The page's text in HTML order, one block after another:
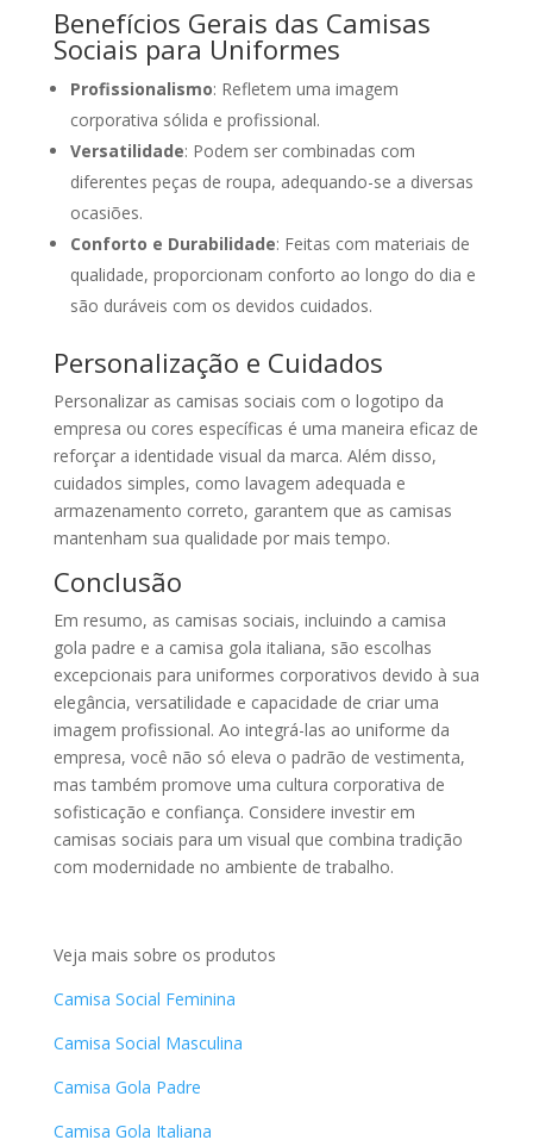
Benefícios Gerais das Camisas
Sociais para Uniformes
Profissionalismo: Refletem uma imagem
corporativa sólida e profissional.
Versatilidade: Podem ser combinadas com
diferentes peças de roupa, adequando-se a diversas
ocasiões.
Conforto e Durabilidade: Feitas com materiais de
qualidade, proporcionam conforto ao longo do dia e
são duráveis com os devidos cuidados.
Personalização e Cuidados
Personalizar as camisas sociais com o logotipo da
empresa ou cores específicas é uma maneira eficaz de
reforçar a identidade visual da marca. Além disso,
cuidados simples, como lavagem adequada e
armazenamento correto, garantem que as camisas
mantenham sua qualidade por mais tempo.
Conclusão
Em resumo, as camisas sociais, incluindo a camisa
gola padre e a camisa gola italiana, são escolhas
excepcionais para uniformes corporativos devido à sua
elegância, versatilidade e capacidade de criar uma
imagem profissional. Ao integrá-las ao uniforme da
empresa, você não só eleva o padrão de vestimenta,
mas também promove uma cultura corporativa de
sofisticação e confiança. Considere investir em
camisas sociais para um visual que combina tradição
com modernidade no ambiente de trabalho.
Veja mais sobre os produtos
Camisa Social Feminina
Camisa Social Masculina
Camisa Gola Padre
Camisa Gola Italiana